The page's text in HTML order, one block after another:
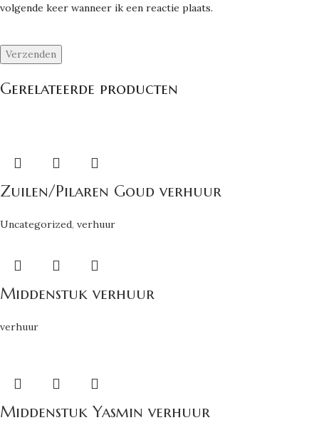
volgende keer wanneer ik een reactie plaats.
Gerelateerde producten
Zuilen/Pilaren Goud verhuur
Uncategorized, verhuur
Middenstuk verhuur
verhuur
Middenstuk Yasmin verhuur